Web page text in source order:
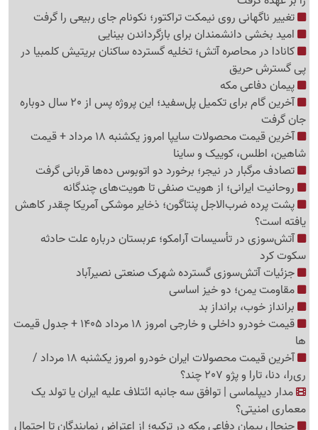
تغییر ناگهانی روی نیمکت تراکتور؛ نکونام جای ربیعی را گرفت
امید بخشی دانشمندان برای بازگرداندن بینایی
کانادا در محاصره آتش؛ تخلیه گسترده ساکنان بریتیش کلمبیا در
پی گسترش حریق
پیمان دفاعی مکه
آخرین گام برای تکمیل پل‌سفید؛ این پروژه پس از 20 سال دوباره
جان گرفت
آخرین قیمت محصولات سایپا امروز یکشنبه 18 مرداد + قیمت
شاهین، اطلس، کوییک و ساینا
تصادف مرگبار در نیجر؛ برخورد دو اتوبوس ده‌ها قربانی گرفت
روحانیت ایرانی؛ از هویت صنفی تا هویت‌های چندگانه
پشت پرده ضرب‌الاجل پنتاگون؛ ذخایر موشکی آمریکا چقدر کاهش
یافته است؟
آتش‌سوزی در تأسیسات آرامکو؛ عربستان درباره علت حادثه
سکوت کرد
جزئیات آتش‌سوزی گسترده شهرک صنعتی نصیرآباد
مقاومت یمن؛ دو خیز اساسی
برانداز خوب، برانداز بد
قیمت خودرو داخلی و خارجی امروز 18 مرداد 1405 + جدول قیمت
ها
آخرین قیمت محصولات ایران خودرو امروز یکشنبه 18 مرداد /
ری‌را، دنا، تارا و پژو 207 چند؟
مدار دیپلماسی | توافق سه جانبه ائتلاف علیه ایران یا تولد یک
معماری امنیتی؟